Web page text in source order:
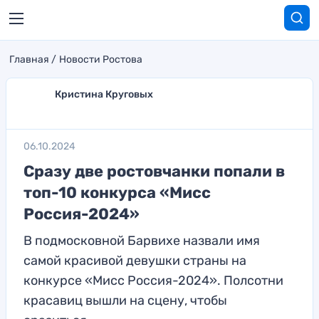
Главная Новости Ростова
Кристина Круговых
06.10.2024
Сразу две ростовчанки попали в
топ-10 конкурса «Мисс
Россия-2024»
В подмосковной Барвихе назвали имя
самой красивой девушки страны на
конкурсе «Мисс Россия-2024». Полсотни
красавиц вышли на сцену, чтобы